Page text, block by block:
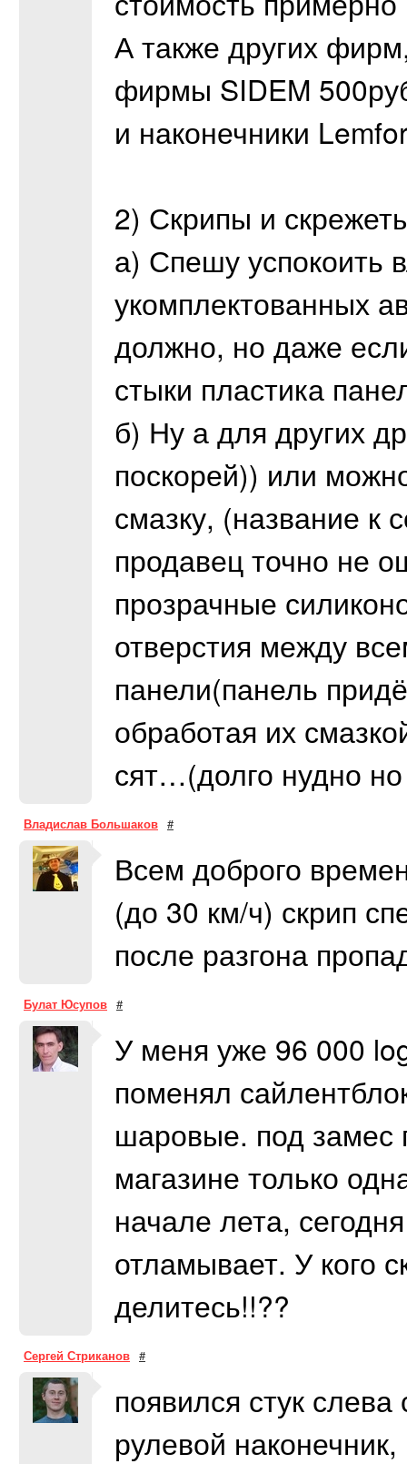
А также других
фирмы SIDEM
и наконечники
2) Скрипы и
а) Спешу успокоить
укомплектованных
должно, но даже
стыки пластика
б) Ну а для других
поскорей)) или
смазку, (название
продавец точно не
прозрачные
отверстия между
панели(панель
обработая их
сят…(долго нудно
Владислав Большаков #
Всем доброго
(до 30 км/ч) скрип
после разгона
Булат Юсупов #
У меня уже 96 000
поменял
шаровые. под замес
магазине только
начале лета,
отламывает. У кого
делитесь!!??
Сергей Стриканов #
появился стук
рулевой